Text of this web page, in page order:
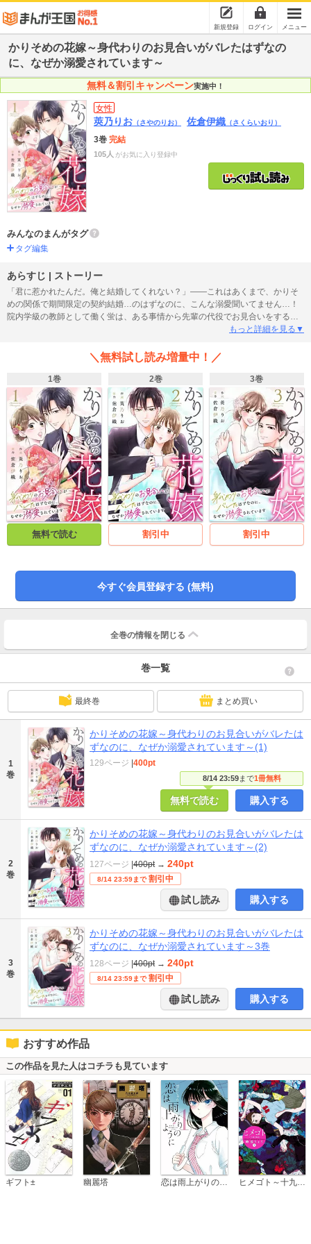
新規登録 ログイン メニュー
かりそめの花嫁～身代わりのお見合いがバレたはずなの
に、なぜか溺愛されています～
無料＆割引キャンペーン実施中！
女性
莢乃りお （さやのりお） 佐倉伊織 （さくらいおり）
3巻 完結
105人 がお気に入り登録中
みんなのまんがタグ
タグ編集
あらすじ | ストーリー
「君に惹かれたんだ。俺と結婚してくれない？」――これはあくまで、かりそ
めの関係で期間限定の契約結婚…のはずなのに、こんな溺愛聞いてません…！
院内学級の教師として働く蛍は、ある事情から先輩の代役でお見合いをするこ
とに。お相手の津田直秀は紳士的かつ端正な顔立ちで、院内でも人気が高い取
けど、お見合い終了後に直秀の態度が一変！「いつ素顔を見せてくれるんです
困惑するなか、突然彼が１年限定の契約結婚を持ち掛けてきて…!? かりそめの
関係なのに甘く翻弄してくる直秀に、蛍は胸が高鳴ってしまい――…。(この作
品は電子コミック誌comic Berry's Vol. 174・175・176・178・180掲載の1話～
5話を収録しております。重複購入にご注意ください)
もっと詳細を見る▼
＼無料試し読み増量中！／
1巻
無料で読む
2巻
割引中
3巻
割引中
今すぐ会員登録する (無料)
全巻の情報を 閉じる
巻一覧
最終巻 まとめ買い
1
巻
かりそめの花嫁～身代わりのお見合いがバレたは
ずなのに、なぜか溺愛されています～(1)
8/14 23:59まで1冊無料
129ページ 400pt
無料で読む 購入する
2
巻
かりそめの花嫁～身代わりのお見合いがバレたは
ずなのに、なぜか溺愛されています～(2)
127ページ 400pt → 240pt
8/14 23:59まで 割引中
試し読み 購入する
3
巻
かりそめの花嫁～身代わりのお見合いがバレたは
ずなのに、なぜか溺愛されています～3巻
128ページ 400pt → 240pt
8/14 23:59まで 割引中
試し読み 購入する
おすすめ作品
この作品を見た人はコチラも見ています
ギフト± 幽麗塔 恋は雨上がりのように ヒメゴト～十九歳の制服～